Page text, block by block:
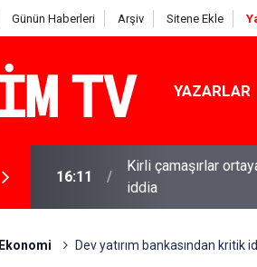
Günün Haberleri Arşiv Sitene Ekle
YAZARLAR
iddia
15:13
Özgür Özel'den Le
Ekonomi Dev yatırım bankasından